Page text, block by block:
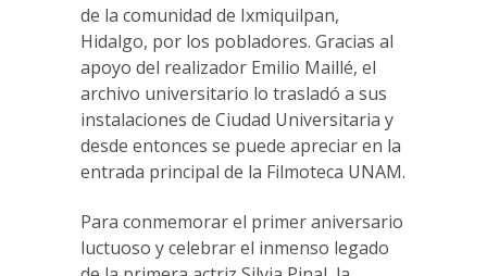
de la comunidad de Ixmiquilpan,
Hidalgo, por los pobladores. Gracias al
apoyo del realizador Emilio Maillé, el
archivo universitario lo trasladó a sus
instalaciones de Ciudad Universitaria y
desde entonces se puede apreciar en la
entrada principal de la Filmoteca UNAM.
Para conmemorar el primer aniversario
luctuoso y celebrar el inmenso legado